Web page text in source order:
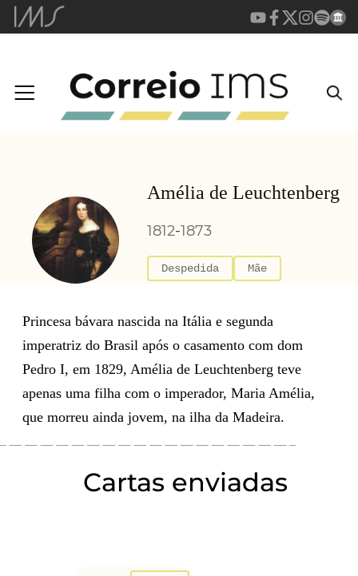
Amélia de Leuchtenberg
1812-1873
Despedida Mãe
Princesa bávara nascida na Itália e segunda
imperatriz do Brasil após o casamento com dom
Pedro I, em 1829, Amélia de Leuchtenberg teve
apenas uma filha com o imperador, Maria Amélia,
que morreu ainda jovem, na ilha da Madeira.
Cartas enviadas